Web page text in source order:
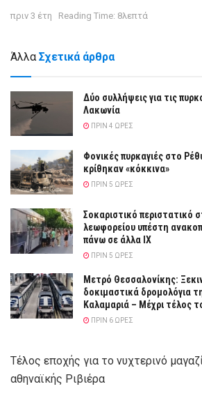
πριν 3 έτη Reading Time: 8λεπτά
Άλλα Σχετικά άρθρα
Δύο συλλήψεις για τις
Λακωνία
ΠΡΙΝ 4 ΏΡΕΣ
Φονικές πυρκαγιές στο
κρίθηκαν «κόκκινα»
ΠΡΙΝ 5 ΏΡΕΣ
Σοκαριστικό περιστατικό
λεωφορείου υπέστη
πάνω σε άλλα ΙΧ
ΠΡΙΝ 5 ΏΡΕΣ
Μετρό Θεσσαλονίκης:
δοκιμαστικά δρομολόγια
Καλαμαριά – Μέχρι τέλος
ΠΡΙΝ 6 ΏΡΕΣ
Τέλος εποχής για το νυχτερινό
αθηναϊκής Ριβιέρα